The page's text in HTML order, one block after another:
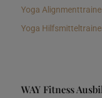
Yoga
Yoga
WAY Fitness